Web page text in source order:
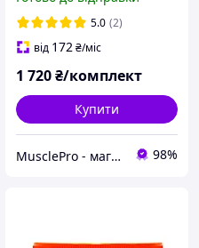
5.0 (2)
від 172₴/міс
1 720₴/комплект
Купити
MusclePro - магазин спортивного харчування 98%